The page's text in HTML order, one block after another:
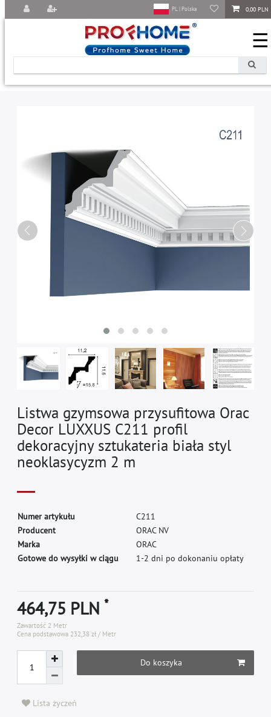
0,00 PLN
PL | Polska
☰
Listwa gzymsowa przysufitowa Orac
Decor LUXXUS C211 profil
dekoracyjny sztukateria biała styl
neoklasycyzm 2 m
Numer artykułu C211
Producent ORAC NV
Marka ORAC
Gotowe do wysyłki w ciągu
1-2 dni po dokonaniu opłaty
464,75 PLN*
Zawartość 2 Metr
Cena podstawowa 232,38 zł / Metr
Do koszyka
Lista życzeń